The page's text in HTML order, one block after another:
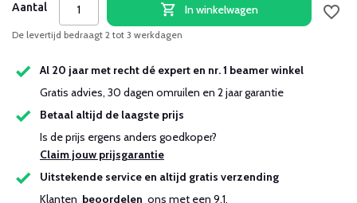
Aantal In winkelwagen
De levertijd bedraagt 2 tot 3 werkdagen
Al 20 jaar met recht dé expert en nr. 1 beamer winkel
Gratis advies, 30 dagen omruilen en 2 jaar garantie
Betaal altijd de laagste prijs
Is de prijs ergens anders goedkoper?
Claim jouw prijsgarantie
Uitstekende service en altijd gratis verzending
Klanten beoordelen ons met een 9,1.